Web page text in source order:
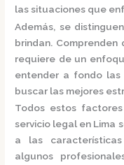
las situaciones que
Además, se
brindan.
requiere de un
entender a fondo las
buscar las mejores
Todos estos
servicio legal en Lima
a las
algunos